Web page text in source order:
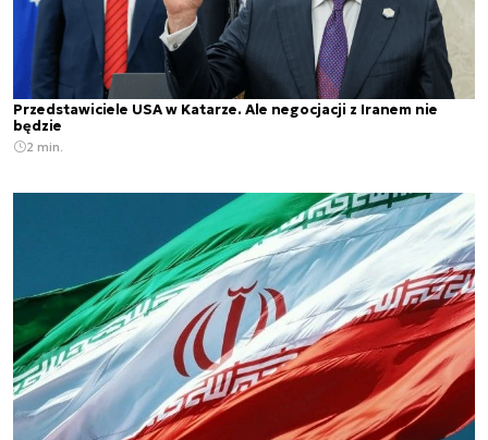
Przedstawiciele USA w Katarze. Ale negocjacji z Iranem nie
będzie
2 min.